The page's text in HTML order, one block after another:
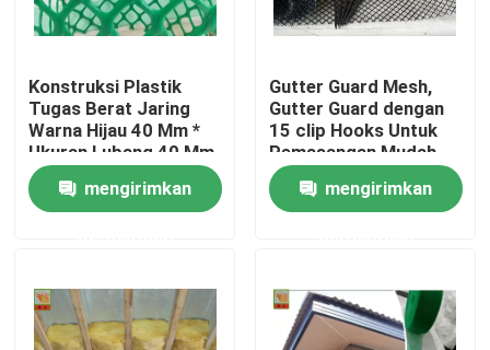
Rumah
Tentang kami
Konstruksi Plastik
Tugas Berat Jaring
Warna Hijau 40 Mm *
Ukuran Lubang 40 Mm
mengirimkan
Gutter Guard Mesh,
Gutter Guard dengan
15 clip Hooks Untuk
Pemasangan Mudah,
Plastik Tahan Tinggi,
Bahan HDPEmengirimkan